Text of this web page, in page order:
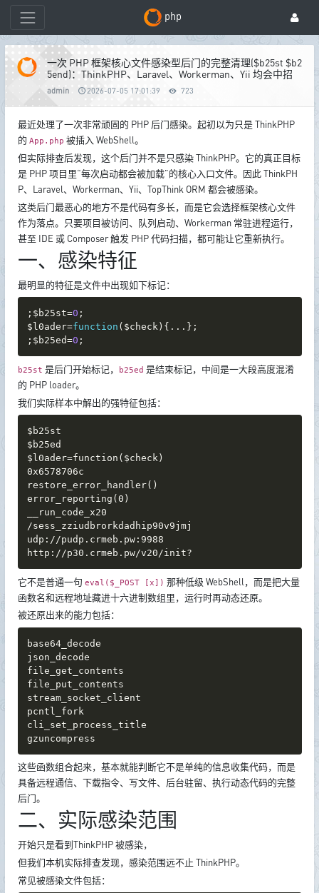
php
一次 PHP 框架核心文件感染型后门的完整清理($b25st $b2
5end)：ThinkPHP、Laravel、Workerman、Yii 均会中招
admin 2026-07-05 17:01:39 723
最近处理了一次非常顽固的 PHP 后门感染。 起初以为只是ThinkPHP
的 App.php 被插入 WebShell。
但实际排查后发现， 这个后门并不是只感染ThinkPHP。 它的真正目标
是 PHP项目里“每次启动都会被加载”的核心入口文件。 因此ThinkPH
P、 Laravel、 Workerman、 Yii、 TopThink ORM 都会被感染。
这类后门最恶心的地方不是代码有多长， 而是它会选择框架核心文件
作为落点。 只要项目被访问、 队列启动、 Workerman 常驻进程运行，
甚至 IDE 或 Composer触发 PHP代码扫描， 都可能让它重新执行。
一、感染特征
最明显的特征是文件中出现如下标记：
; $b25st=0 ;
$l0ader=function ( $check) { . . . } ;
; $b25ed=0 ;
b25st 是后门开始标记， b25ed 是结束标记，中间是一大段高度混淆
的 PHP loader。
我们实际样本中解出的强特征包括：
$b25st
$b25ed
$l0ader=function($check)
0x6578706c
restore_error_handler()
error_reporting(0)
__run_code_x20
/sess_zziudbrorkdadhip90v9jmj
udp://pudp.crmeb.pw:9988
http://p30.crmeb.pw/v20/init?
它不是普通一句 eval($_POST [x]) 那种低级 WebShell，而是把大量
函数名和远程地址藏进十六进制数组里，运行时再动态还原。
被还原出来的能力包括：
base64_decode
json_decode
file_get_contents
file_put_contents
stream_socket_client
pcntl_fork
cli_set_process_title
gzuncompress
这些函数组合起来，基本就能判断它不是单纯的信息收集代码，而是
具备远程通信、下载指令、写文件、后台驻留、执行动态代码的完整
后门。
二、实际感染范围
开始只是看到ThinkPHP 被感染，
但我们本机实际排查发现，感染范围远不止 ThinkPHP。
常见被感染文件包括：